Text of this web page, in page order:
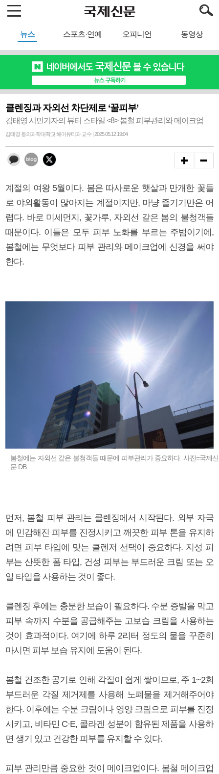
뉴스 스포츠·연예 오피니언 동영상
클렌징과 자외선 차단제로 ‘꿀피부’
김태영 시민기자의 뷰티 스타일 <8> 봄철 피부관리와 메이크업
김태영 동의과학대학교 헤어뷰티과 교수 | 2025.05.12 19:04
계절의 여왕 5월이다. 봄은 따사로운 햇살과 만개한 꽃들
로 야외활동이 많아지는 계절이지만, 마냥 즐기기만은 어
렵다. 바로 미세먼지, 꽃가루, 자외선 같은 봄의 불청객들
때문이다. 이들은 모두 피부 노화를 부르는 주범이기에,
봄철에는 무엇보다 피부 관리와 메이크업에 신경을 써야
한다.
봄철에는 자외선 같은 불청객들 때문에 피부관리가 중요하다. 사진=국제신
문 DB
먼저, 봄철 피부 관리는 클렌징에서 시작된다. 외부 자극
에 민감해진 피부를 진정시키고 깨끗한 피부 톤을 유지하
려면 피부 타입에 맞는 클렌저 선택이 중요하다. 지성 피
부는 산뜻한 폼 타입, 건성 피부는 부드러운 크림 또는 오
일 타입을 사용하는 것이 좋다.
클렌징 후에는 충분한 보습이 필요하다. 수분 증발을 막고
피부 속까지 수분을 공급해주는 고보습 크림을 사용하는
것이 효과적이다. 여기에 하루 2리터 정도의 물을 꾸준히
마시면 피부 보습 유지에 도움이 된다.
봄철 건조한 공기로 인해 각질이 쉽게 쌓이므로, 주 1~2회
부드러운 각질 제거제를 사용해 노폐물을 제거해주어야
한다. 이후에는 수분 크림이나 영양 크림으로 피부를 진정
시키고, 비타민 C·E, 콜라겐 성분이 함유된 제품을 사용하
면 생기 있고 건강한 피부를 유지할 수 있다.
피부 관리만큼 중요한 것이 메이크업이다. 봄철 메이크업